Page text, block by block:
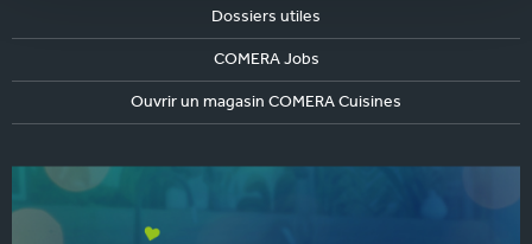
Dossiers utiles
COMERA Jobs
Ouvrir un magasin COMERA Cuisines